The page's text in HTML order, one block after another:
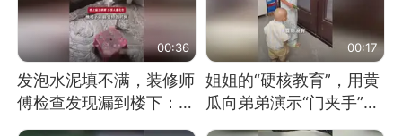
00:36
发泡水泥填不满，装修师
傅检查发现漏到楼下：出
00:17
姐姐的“硬核教育”，用黄
瓜向弟弟演示“门夹手”，